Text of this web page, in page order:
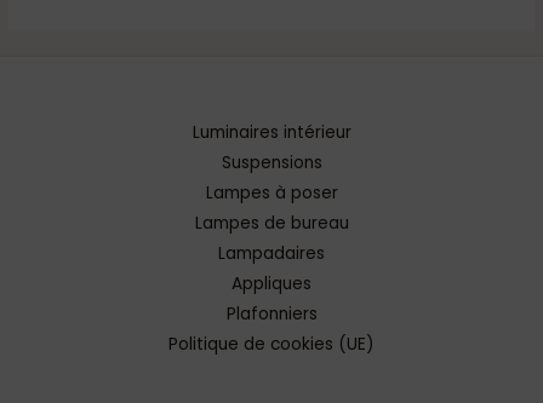
Luminaires intérieur
Suspensions
Lampes à poser
Lampes de bureau
Lampadaires
Appliques
Plafonniers
Politique de cookies (UE)